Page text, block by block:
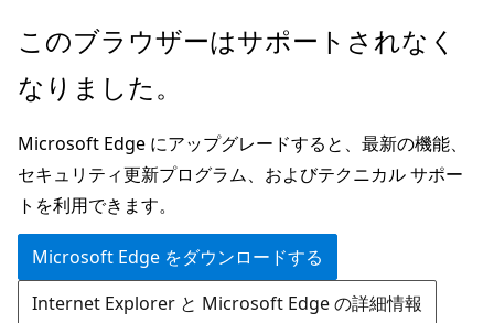
メ
ン
ン
テ
ン
ツ
に
ス
このブラウザーはサポートされなく
なりました。
Microsoft Edge にアップグレードすると、最新の機能、
セキュリティ更新プログラム、およびテクニカル サポー
トを利用できます。
Microsoft Edge をダウンロードする
Internet Explorer と Microsoft Edge の詳細情報